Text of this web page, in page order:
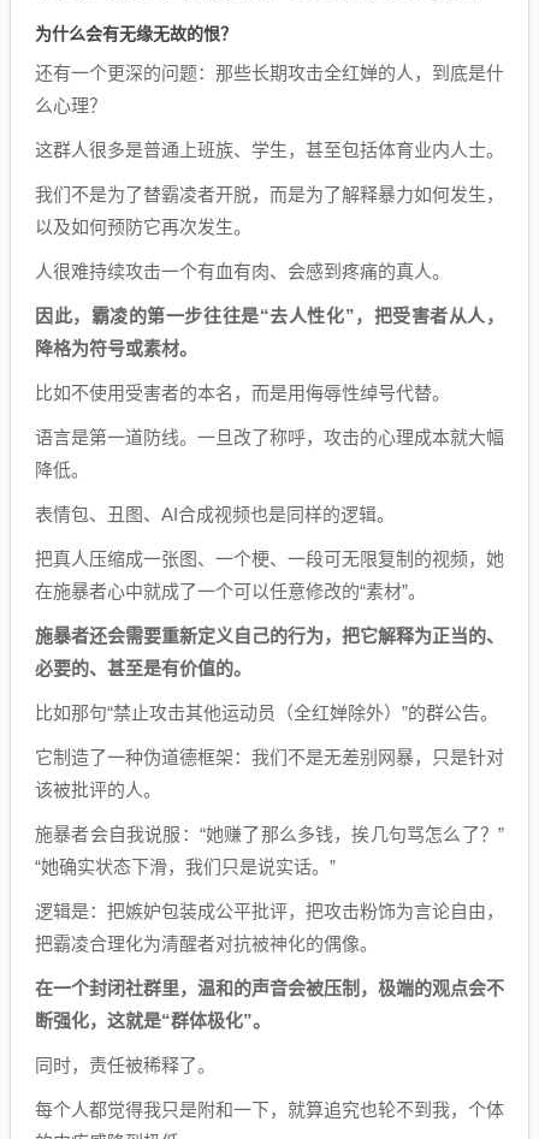
为什么会有无缘无故的恨？
还有一个更深的问题：那些长期攻击全红婵的人，到底是什
么心理？
这群人很多是普通上班族、学生，甚至包括体育业内人士。
我们不是为了替霸凌者开脱，而是为了解释暴力如何发生，
以及如何预防它再次发生。
人很难持续攻击一个有血有肉、会感到疼痛的真人。
因此，霸凌的第一步往往是“去人性化”， 把受害者从人 ，
降格为符号或素材。
比如不使用受害者的本名，而是用侮辱性绰号代替。
语言是第一道防线。一旦改了称呼，攻击的心理成本就大幅
降低。
表情包、丑图、AI合成视频也是同样的逻辑。
把真人压缩成一张图、一个梗、一段可无限复制的视频，她
在施暴者心中就成了一个可以任意修改的“素材”。
施暴者还会需要重新定义自己的行为， 把它解释为正当的、
必要的、甚至是有价值的。
比如那句“禁止攻击其他运动员（全红婵除外）”的群公告。
它制造了一种伪道德框架：我们不是无差别网暴，只是针对
该被批评的人。
施暴者会自我说服：“她赚了那么多钱，挨几句骂怎么了？”
“她确实状态下滑，我们只是说实话。”
逻辑是：把嫉妒包装成公平批评，把攻击粉饰为言论自由，
把霸凌合理化为清醒者对抗被神化的偶像。
在一个封闭社群里，温和的声音会被压制，极端的观点会不
断强化， 这就是“群体极化”。
同时，责任被稀释了。
每个人都觉得我只是附和一下，就算追究也轮不到我，个体